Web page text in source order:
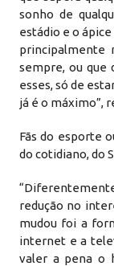
sonho de
estádio e o
principalmente
sempre, ou que
esses, só de
já é o máximo”,
Fãs do esporte
do cotidiano, do
redução no
mudou foi a
internet e a
valer a pena o